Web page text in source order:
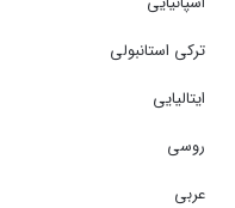
ترکی استانبولی
ایتالیایی
روسی
عربی